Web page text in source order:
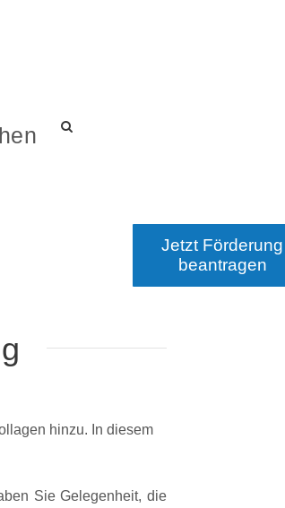
hinzu. In diesem
Sie Gelegenheit, die
Jetzt Förderung
beantragen